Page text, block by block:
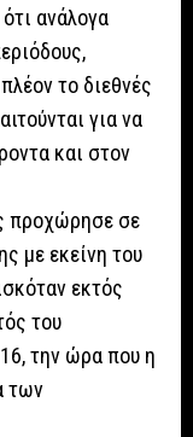
ανάλογα
το διεθνές
για να
και στον
προχώρησε σε
με εκείνη του
εκτός
του
την ώρα που η
των